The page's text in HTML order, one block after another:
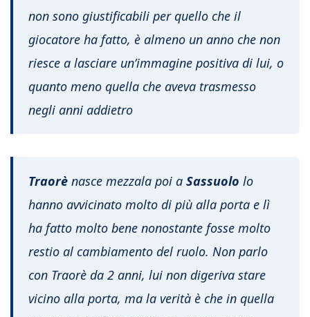
non sono giustificabili per quello che il
giocatore ha fatto, è almeno un anno che non
riesce a lasciare un’immagine positiva di lui, o
quanto meno quella che aveva trasmesso
negli anni addietro
Traorè nasce mezzala poi a Sassuolo lo
hanno avvicinato molto di più alla porta e lì
ha fatto molto bene nonostante fosse molto
restio al cambiamento del ruolo. Non parlo
con Traorè da 2 anni, lui non digeriva stare
vicino alla porta, ma la verità è che in quella